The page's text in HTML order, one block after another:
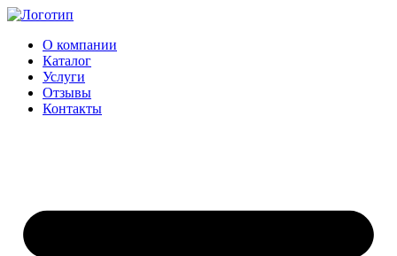
Перейти
содержимому
О компании
Каталог
Услуги
Отзывы
Контакты